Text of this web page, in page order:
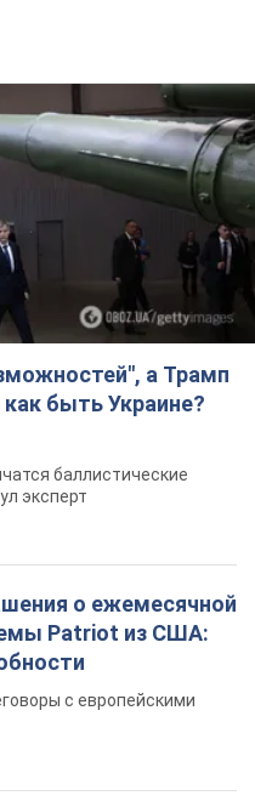
а Трамп
как быть Украине?
баллистические
эксперт
о ежемесячной
Patriot из США:
РФ по Киевской
киевского лицея, её